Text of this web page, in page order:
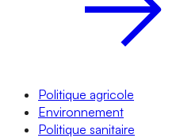
Politique agricole
Environnement
Politique sanitaire